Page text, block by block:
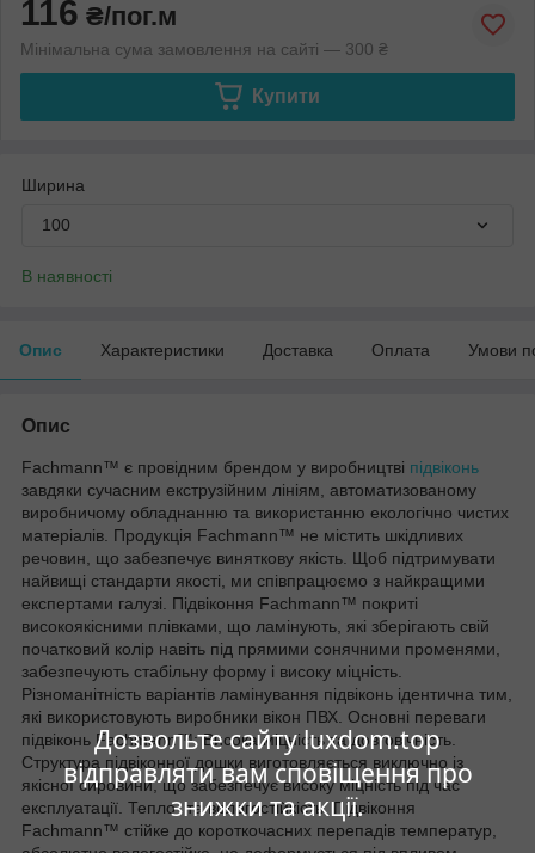
Дозвольте сайту luxdom.top
відправляти вам сповіщення про
знижки та акції.
116 ₴/пог.м
Мінімальна сума замовлення на сайті — 300 ₴
Купити
Ширина
100
В наявності
Опис Характеристики Доставка Оплата Умови
Опис
Fachmann™ є провідним брендом у виробництві підвіконь
завдяки сучасним екструзійним лініям, автоматизованому
виробничому обладнанню та використанню екологічно чистих
матеріалів. Продукція Fachmann™ не містить шкідливих
речовин, що забезпечує виняткову якість. Щоб підтримувати
найвищі стандарти якості, ми співпрацюємо з найкращими
експертами галузі. Підвіконня Fachmann™ покриті
високоякісними плівками, що ламінують, які зберігають свій
початковий колір навіть під прямими сонячними променями,
забезпечують стабільну форму і високу міцність.
Різноманітність варіантів ламінування підвіконь ідентична тим,
які використовують виробники вікон ПВХ. Основні переваги
підвіконь Fachmann™: Висока міцність та довговічність.
Структура підвіконної дошки виготовляється виключно із
якісної сировини, що забезпечує високу міцність під час
експлуатації. Тепло- та вологостійкість. Підвіконня
Fachmann™ стійке до короткочасних перепадів температур,